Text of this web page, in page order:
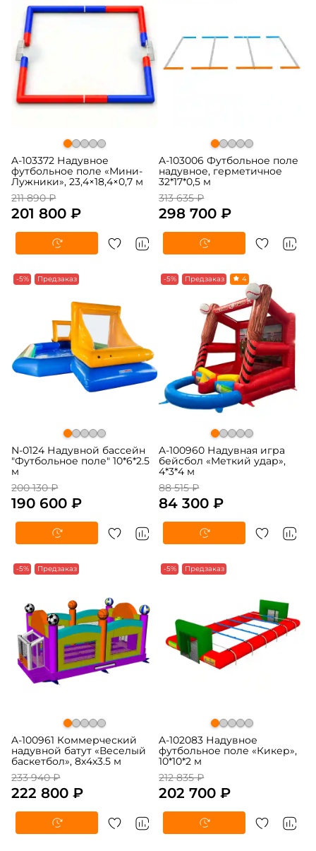
A-103372 Надувное
футбольное поле «Мини-
Лужники», 23,4×18,4×0,7 м
211 890 ₽
201 800 ₽
A-103006 Футбольное поле
надувное, герметичное
32*17*0,5 м
313 635 ₽
298 700 ₽
-5% Предзаказ
N-0124 Надувной бассейн
"Футбольное поле" 10*6*2.5
м
200 130 ₽
190 600 ₽
-5% Предзаказ 4
A-100960 Надувная игра
бейсбол «Меткий удар»,
4*3*4 м
88 515 ₽
84 300 ₽
-5% Предзаказ
A-100961 Коммерческий
надувной батут «Веселый
баскетбол», 8x4x3.5 м
233 940 ₽
222 800 ₽
-5% Предзаказ
A-102083 Надувное
футбольное поле «Кикер»,
10*10*2 м
212 835 ₽
202 700 ₽